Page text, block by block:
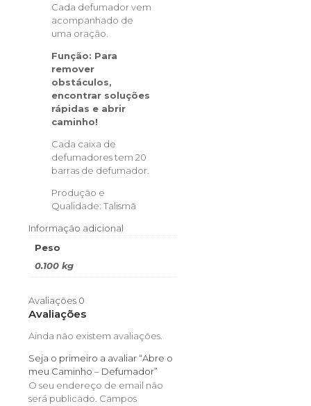
Cada defumador vem
acompanhado de
uma oração.
Função: Para
remover
obstáculos,
encontrar soluções
rápidas e abrir
caminho!
Cada caixa de
defumadores tem 20
barras de defumador.
Produção e
Qualidade: Talismã
Informação adicional
Peso
0.100 kg
Avaliações 0
Avaliações
Ainda não existem avaliações.
Seja o primeiro a avaliar “Abre o
meu Caminho – Defumador”
O seu endereço de email não
será publicado. Campos